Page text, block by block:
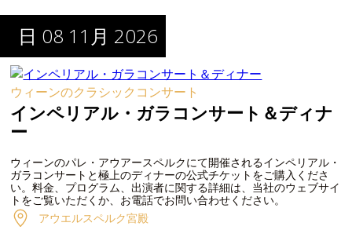
日 08 11月 2026
ウィーンのクラシックコンサート
インペリアル・ガラコンサート＆ディナ
ー
ウィーンのパレ・アウアースペルクにて開催されるインペリアル・
ガラコンサートと極上のディナーの公式チケットをご購入くださ
い。料金、プログラム、出演者に関する詳細は、当社のウェブサイ
トをご覧いただくか、お電話でお問い合わせください。
アウエルスペルク宮殿